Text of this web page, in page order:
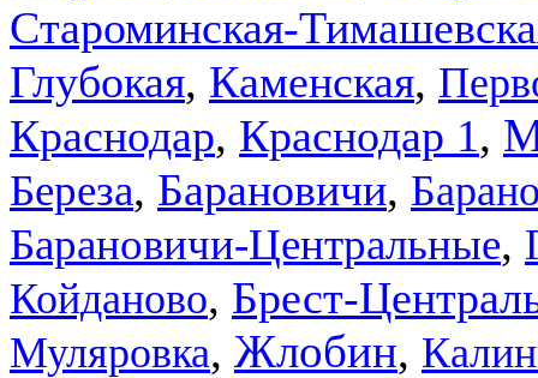
Староминская-
Глубокая, Каменская,
Краснодар, Краснодар 1,
Береза, Барановичи,
Барановичи-Центральные,
Койданово, Брест-
Муляровка, Жлобин,